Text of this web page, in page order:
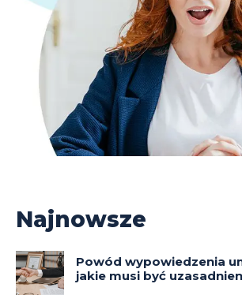
Najnowsze
Powód wypowiedzenia
jakie musi być